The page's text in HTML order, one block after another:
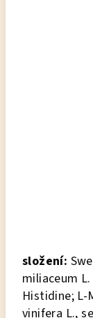
složení:
miliaceum
Histidine; L-
vinifera L.,